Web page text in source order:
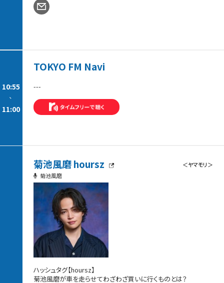
10:55
-
11:00
TOKYO FM Navi
---
菊池風磨 hoursz
＜ヤマモリ＞
菊池風磨
ハッシュタグ【hoursz】
菊池風磨が車を走らせてわざわざ買いに行くものとは？